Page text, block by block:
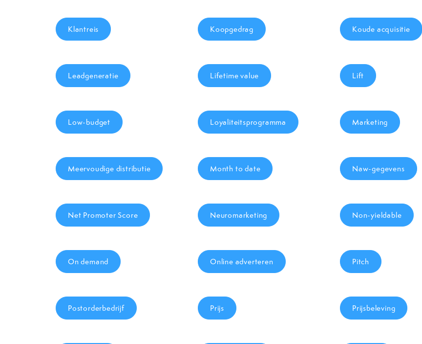
Klantreis Koopgedrag Koude acquisitie
Leadgeneratie Lifetime value Lift
Low-budget Loyaliteitsprogramma Marketing
Meervoudige distributie Month to date Naw-gegevens
Net Promoter Score Neuromarketing Non-yieldable
On demand Online adverteren Pitch
Postorderbedrijf Prijs Prijsbeleving